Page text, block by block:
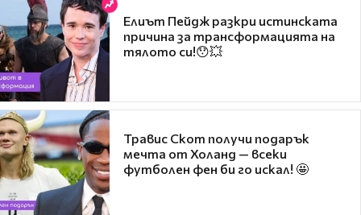
Елиът Пейдж разкри истинската
причина за трансформацията на
тялото си!😯💥
Травис Скот получи подарък
мечта от Холанд — всеки
футболен фен би го искал! 🤩